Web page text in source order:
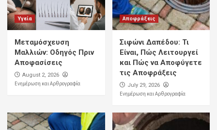
Υγεία
Μεταμόσχευση
Μαλλιών: Οδηγός Πριν
Αποφασίσεις
August 2, 2026
Ενημέρωση και Αρθρογραφία
Αποφράξεις
Σιφώνι Δαπέδου: Τι
Είναι, Πώς Λειτουργεί
και Πώς να Αποφύγετε
τις Αποφράξεις
July 29, 2026
Ενημέρωση και Αρθρογραφία